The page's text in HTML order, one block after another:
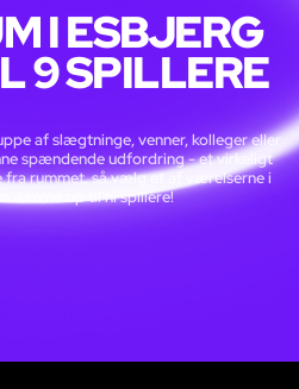
I ESBJERG
9 SPILLERE
af slægtninge, venner, kolleger eller
spændende udfordring - et virkeligt
rummet, så vælg et af værelserne i
rumme op til ni spillere!